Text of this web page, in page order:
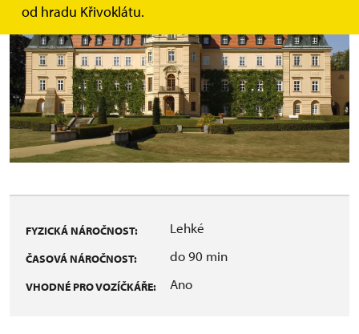
od hradu Křivoklátu.
FYZICKÁ NÁROČNOST: Lehké
ČASOVÁ NÁROČNOST: do 90 min
VHODNÉ PRO VOZÍČKÁŘE: Ano